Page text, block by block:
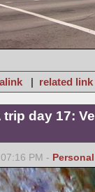
| related link
trip day 17:
PM - Personal